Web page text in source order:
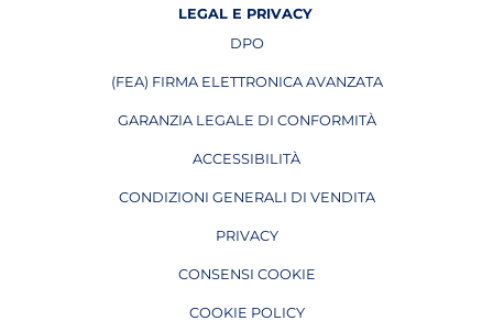
LEGAL E PRIVACY
DPO
APRE IN UNA NUOVA PAGINA
(FEA) FIRMA ELETTRONICA AVANZATA
APRE IN UNA NUOVA PAGINA
GARANZIA LEGALE DI CONFORMITÀ
ACCESSIBILITÀ
CONDIZIONI GENERALI DI VENDITA
PRIVACY
CONSENSI COOKIE
COOKIE POLICY